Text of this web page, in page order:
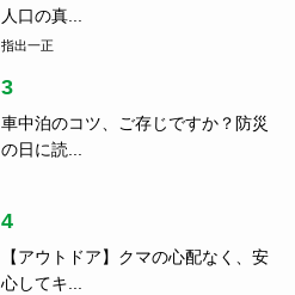
人口の真...
指出一正
3
車中泊のコツ、ご存じですか？防災
の日に読...
4
【アウトドア】クマの心配なく、安
心してキ...